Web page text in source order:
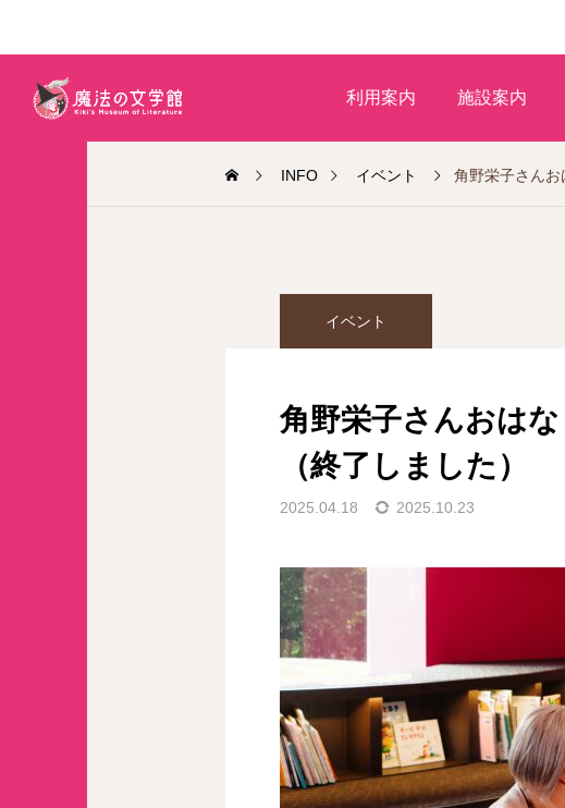
利用案内 施設案内
INFO イベント 角野栄子さん
イベント
角野栄子さんおは
（終了しました）
2025.04.18 2025.10.23